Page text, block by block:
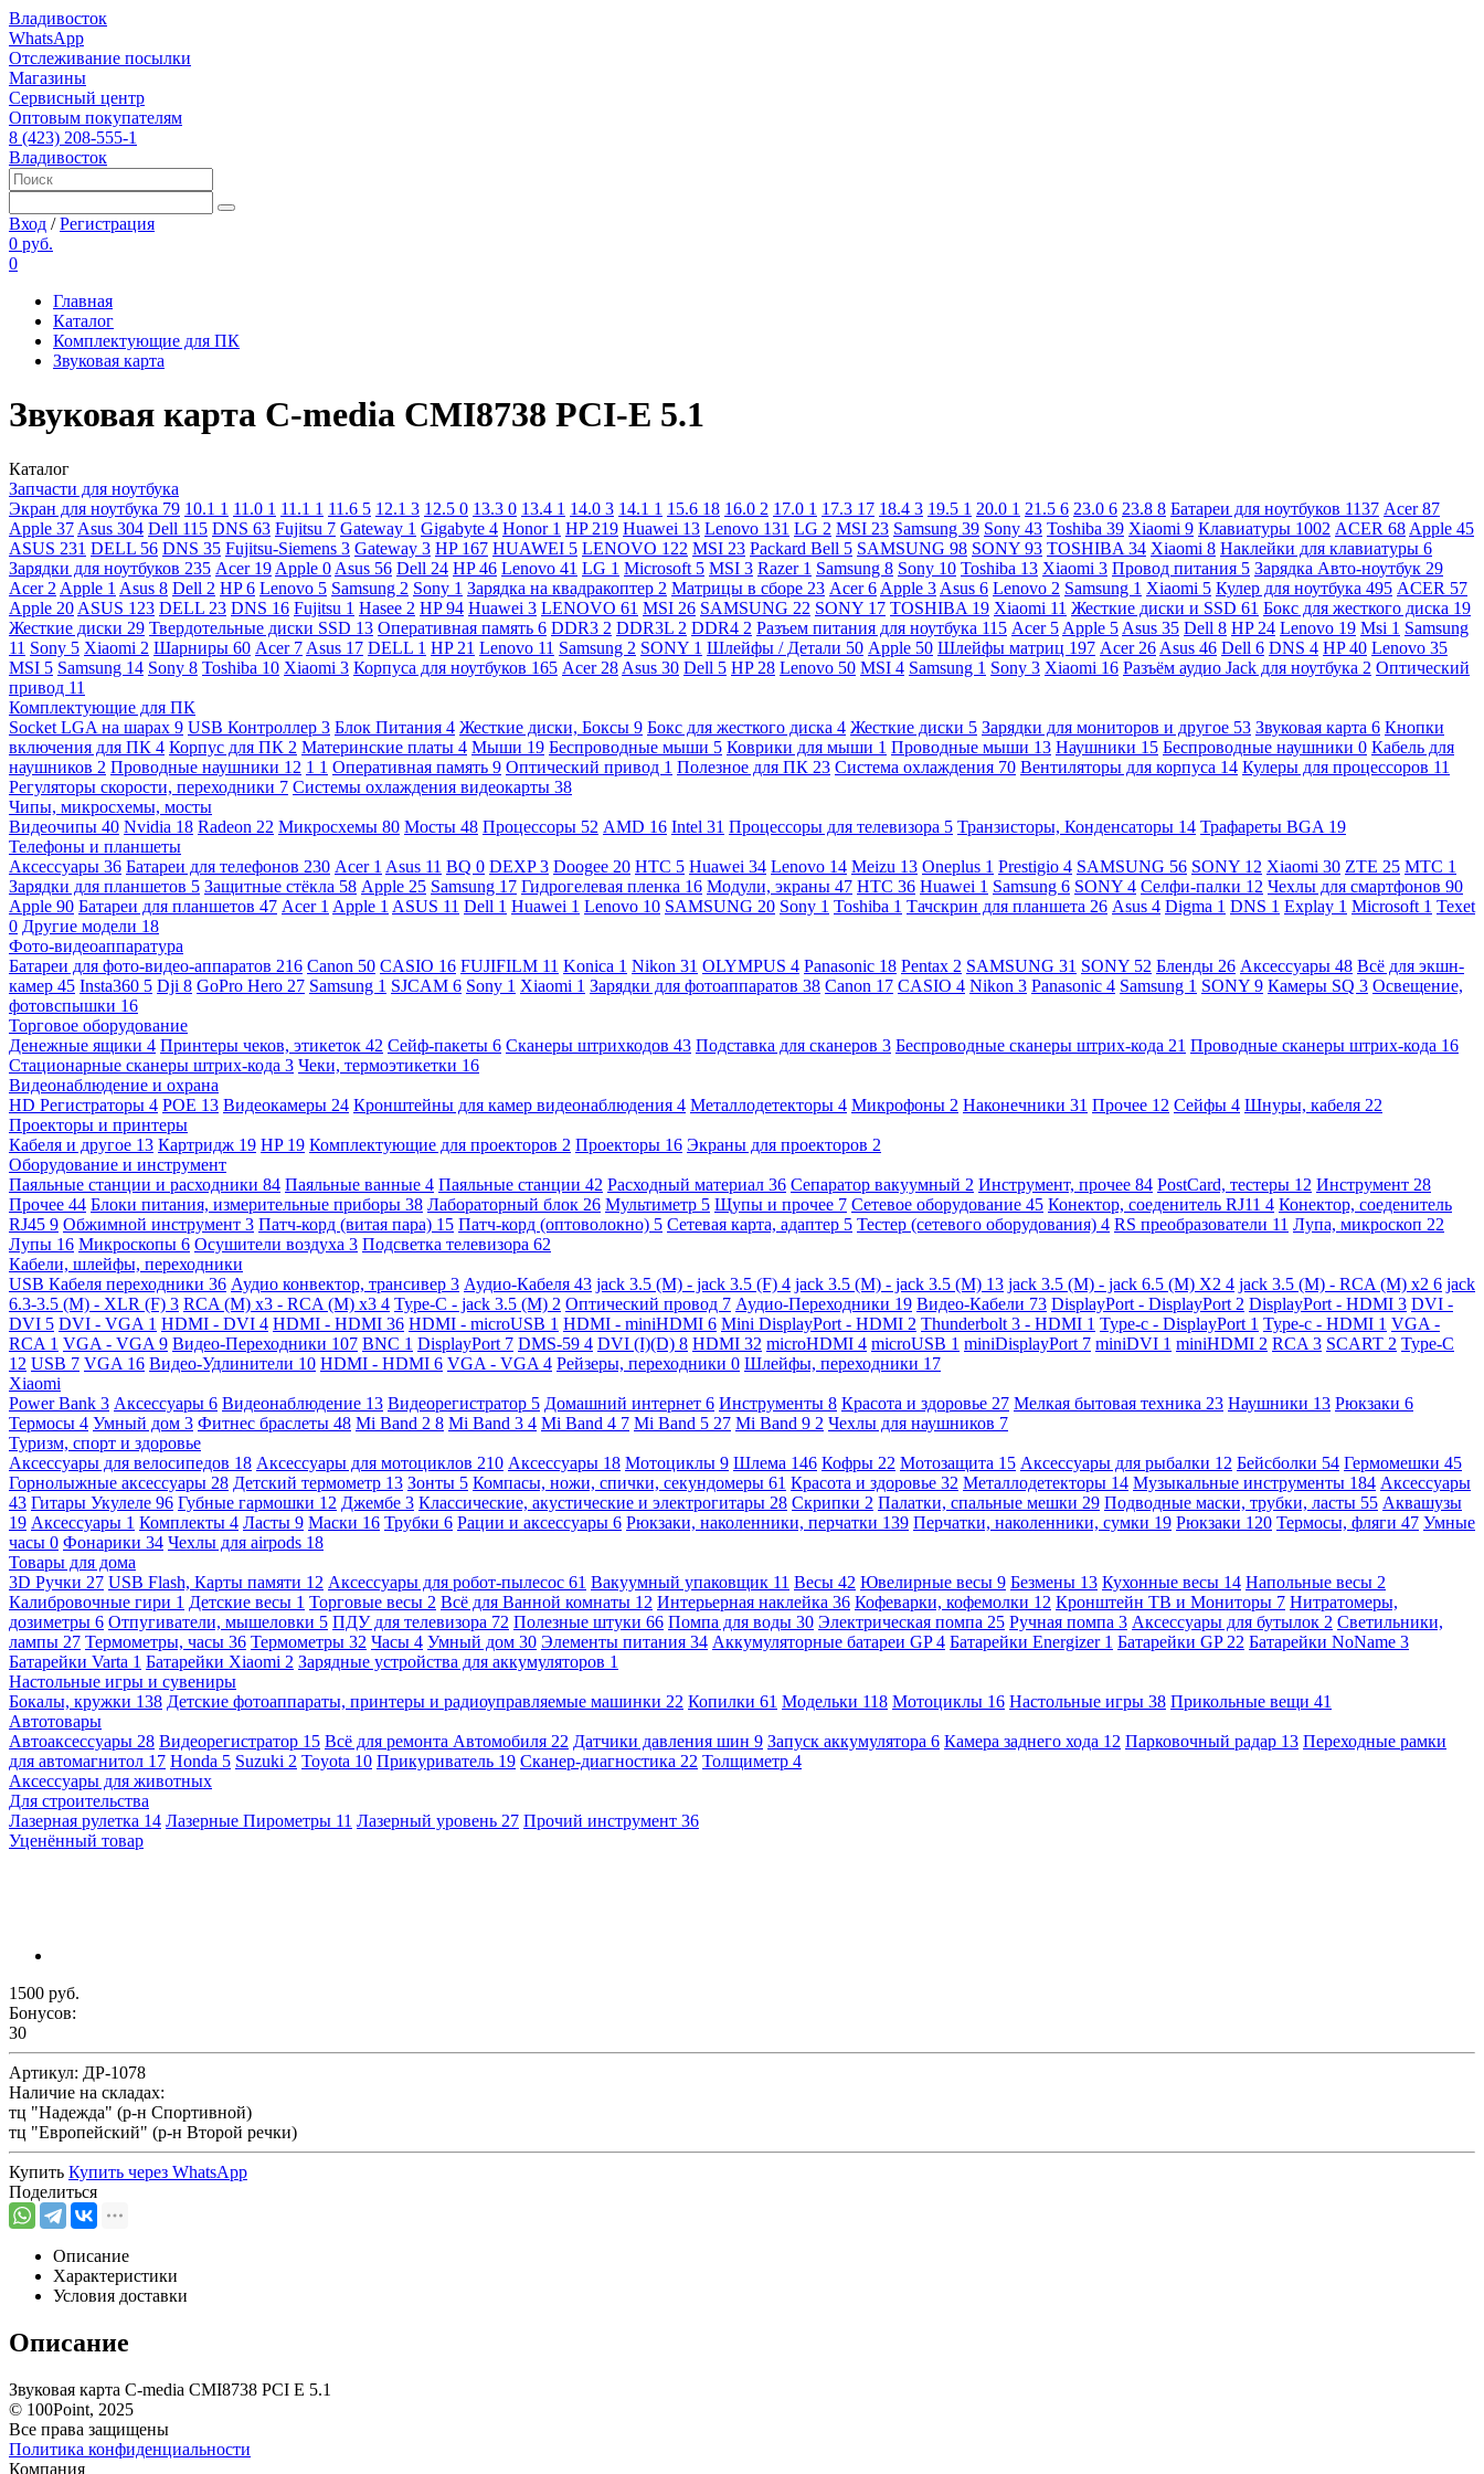
Владивосток
WhatsApp
Отслеживание посылки
Магазины
Сервисный центр
Оптовым покупателям
8 (423) 208-555-1
Владивосток
Вход /Регистрация
0 руб.
0
Главная
Каталог
Комплектующие для ПК
Звуковая карта
Звуковая карта C-media CMI8738 PCI-E 5.1
Каталог
Запчасти для ноутбука
Экран для ноутбука 79 10.1 1 11.0 1 11.1 1 11.6 5 12.1 3 12.5 0 13.3 0 13.4 1 14.0 3 14.1 1 15.6 18 16.0 2 17.0 1 17.3 17 18.4 3 19.5 1 20.0 1 21.5 6 23.0 6 23.8 8 Батареи для ноутбуков 1137 Acer87
Apple 37 Asus 304 Dell 115 DNS 63 Fujitsu 7 Gateway 1 Gigabyte 4 Honor 1 HP 219 Huawei 13 Lenovo 131 LG 2 MSI 23 Samsung 39 Sony 43 Toshiba 39 Xiaomi 9 Клавиатуры 1002 ACER 68 Apple 45
ASUS 231 DELL 56 DNS 35 Fujitsu-Siemens 3 Gateway 3 HP 167 HUAWEI 5 LENOVO 122 MSI 23 Packard Bell 5 SAMSUNG 98 SONY 93 TOSHIBA 34 Xiaomi 8 Наклейки для клавиатуры 6
Зарядки для ноутбуков 235 Acer 19 Apple 0 Asus 56 Dell 24 HP46 Lenovo 41 LG 1 Microsoft 5 MSI 3 Razer 1 Samsung 8 Sony 10 Toshiba 13 Xiaomi 3 Провод питания 5 Зарядка Авто-ноутбук 29
Acer 2 Apple 1 Asus 8 Dell 2 HP6 Lenovo 5 Samsung 2 Sony 1 Зарядка на квадракоптер 2 Матрицы в сборе 23 Acer6 Apple 3 Asus 6 Lenovo 2 Samsung 1 Xiaomi 5 Кулер для ноутбука 495 ACER 57
Apple 20 ASUS 123 DELL 23 DNS 16 Fujitsu 1 Hasee 2 HP94 Huawei 3 LENOVO 61 MSI 26 SAMSUNG 22 SONY 17 TOSHIBA 19 Xiaomi 11 Жесткие диски и SSD 61 Бокс для жесткого диска 19
Жесткие диски 29 Твердотельные диски SSD 13 Оперативная память 6 DDR3 2 DDR3L 2 DDR4 2 Разъем питания для ноутбука 115 Acer 5 Apple 5 Asus 35 Dell 8 HP 24 Lenovo 19 Msi 1 Samsung
11 Sony 5 Xiaomi 2 Шарниры 60 Acer 7 Asus 17 DELL 1 HP 21 Lenovo 11 Samsung 2 SONY 1 Шлейфы / Детали 50 Apple 50 Шлейфы матриц 197 Acer 26 Asus 46 Dell 6 DNS 4 HP40 Lenovo 35
MSI 5 Samsung 14 Sony 8 Toshiba 10 Xiaomi 3 Корпуса для ноутбуков 165 Acer 28 Asus 30 Dell 5 HP 28 Lenovo 50 MSI 4 Samsung 1 Sony 3 Xiaomi 16 Разъём аудио Jack для ноутбука 2 Оптический
привод 11
Комплектующие для ПК
Socket LGA на шарах 9 USB Контроллер 3 Блок Питания 4 Жесткие диски, Боксы 9 Бокс для жесткого диска 4 Жесткие диски 5 Зарядки для мониторов и другое 53 Звуковая карта 6 Кнопки
включения для ПК 4 Корпус для ПК 2 Материнские платы 4 Мыши 19 Беспроводные мыши 5 Коврики для мыши 1 Проводные мыши 13 Наушники 15 Беспроводные наушники 0 Кабель для
наушников 2 Проводные наушники 12 1 1 Оперативная память 9 Оптический привод 1 Полезное для ПК 23 Система охлаждения 70 Вентиляторы для корпуса 14 Кулеры для процессоров 11
Регуляторы скорости, переходники 7 Системы охлаждения видеокарты 38
Чипы, микросхемы, мосты
Видеочипы 40 Nvidia 18 Radeon 22 Микросхемы 80 Мосты 48 Процессоры 52 AMD 16 Intel 31 Процессоры для телевизора 5 Транзисторы, Конденсаторы 14 Трафареты BGA 19
Телефоны и планшеты
Аксессуары 36 Батареи для телефонов 230 Acer 1 Asus 11 BQ 0 DEXP3 Doogee 20 HTC 5 Huawei 34 Lenovo 14 Meizu 13 Oneplus 1 Prestigio 4 SAMSUNG 56 SONY 12 Xiaomi 30 ZTE 25 МТС 1
Зарядки для планшетов 5 Защитные стёкла 58 Apple 25 Samsung 17 Гидрогелевая пленка 16 Модули, экраны 47 HTC 36 Huawei 1 Samsung 6 SONY 4 Селфи-палки 12 Чехлы для смартфонов 90
Apple 90 Батареи для планшетов 47 Acer 1 Apple 1 ASUS 11 Dell 1 Huawei 1 Lenovo 10 SAMSUNG 20 Sony 1 Toshiba 1 Тачскрин для планшета 26 Asus 4 Digma 1 DNS 1 Explay 1 Microsoft 1 Texet
0 Другие модели 18
Фото-видеоаппаратура
Батареи для фото-видео-аппаратов 216 Canon 50 CASIO 16 FUJIFILM 11 Konica 1 Nikon 31 OLYMPUS 4 Panasonic 18 Pentax 2 SAMSUNG 31 SONY 52 Бленды 26 Аксессуары 48 Всё для экшн-
камер 45 Insta360 5 Dji 8 GoPro Hero 27 Samsung 1 SJCAM 6 Sony 1 Xiaomi 1 Зарядки для фотоаппаратов 38 Canon 17 CASIO 4 Nikon 3 Panasonic 4 Samsung 1 SONY 9 Камеры SQ 3 Освещение,
фотовспышки 16
Торговое оборудование
Денежные ящики 4 Принтеры чеков, этикеток 42 Сейф-пакеты 6 Сканеры штрихкодов 43 Подставка для сканеров 3 Беспроводные сканеры штрих-кода 21 Проводные сканеры штрих-кода 16
Стационарные сканеры штрих-кода 3 Чеки, термоэтикетки 16
Видеонаблюдение и охрана
HD Регистраторы 4 POE 13 Видеокамеры 24 Кронштейны для камер видеонаблюдения 4 Металлодетекторы 4 Микрофоны 2 Наконечники 31 Прочее 12 Сейфы 4 Шнуры, кабеля 22
Проекторы и принтеры
Кабеля и другое 13 Картридж 19 HP 19 Комплектующие для проекторов 2 Проекторы 16 Экраны для проекторов 2
Оборудование и инструмент
Паяльные станции и расходники 84 Паяльные ванные 4 Паяльные станции 42 Расходный материал 36 Сепаратор вакуумный 2 Инструмент, прочее 84 PostCard, тестеры 12 Инструмент 28
Прочее 44 Блоки питания, измерительные приборы 38 Лабораторный блок 26 Мультиметр 5 Щупы и прочее 7 Сетевое оборудование 45 Конектор, соеденитель RJ11 4 Конектор, соеденитель
RJ45 9 Обжимной инструмент 3 Патч-корд (витая пара) 15 Патч-корд (оптоволокно) 5 Сетевая карта, адаптер 5 Тестер (сетевого оборудования) 4 RS преобразователи 11 Лупа, микроскоп 22
Лупы 16 Микроскопы 6 Осушители воздуха 3 Подсветка телевизора 62
Кабели, шлейфы, переходники
USB Кабеля переходники 36 Аудио конвектор, трансивер 3 Аудио-Кабеля 43 jack 3.5 (M) - jack 3.5 (F) 4 jack 3.5 (M) - jack 3.5 (M) 13 jack 3.5 (M) - jack 6.5 (M) X2 4 jack 3.5 (M) - RCA (M) x2 6 jack
6.3-3.5 (M) - XLR (F) 3 RCA (M) x3 - RCA (M) x3 4 Type-C - jack 3.5 (M) 2 Оптический провод 7 Аудио-Переходники 19 Видео-Кабели 73 DisplayPort - DisplayPort 2 DisplayPort - HDMI 3 DVI -
DVI 5 DVI - VGA 1 HDMI - DVI 4 HDMI - HDMI 36 HDMI - microUSB 1 HDMI - miniHDMI 6 Mini DisplayPort - HDMI 2 Thunderbolt 3 - HDMI 1 Type-c - DisplayPort 1 Type-c - HDMI 1 VGA -
RCA 1 VGA - VGA 9 Видео-Переходники 107 BNC 1 DisplayPort 7 DMS-59 4 DVI (I)(D) 8 HDMI 32 microHDMI 4 microUSB 1 miniDisplayPort 7 miniDVI 1 miniHDMI 2 RCA 3 SCART 2 Type-C
12 USB 7 VGA 16 Видео-Удлинители 10 HDMI - HDMI 6 VGA - VGA 4 Рейзеры, переходники 0 Шлейфы, переходники 17
Xiaomi
Power Bank 3 Аксессуары 6 Видеонаблюдение 13 Видеорегистратор 5 Домашний интернет 6 Инструменты 8 Красота и здоровье 27 Мелкая бытовая техника 23 Наушники 13 Рюкзаки 6
Термосы 4 Умный дом 3 Фитнес браслеты 48 Mi Band 2 8 Mi Band 3 4 Mi Band 4 7 Mi Band 5 27 Mi Band 9 2 Чехлы для наушников 7
Туризм, спорт и здоровье
Аксессуары для велосипедов 18 Аксессуары для мотоциклов 210 Аксессуары 18 Мотоциклы 9 Шлема 146 Кофры 22 Мотозащита 15 Аксессуары для рыбалки 12 Бейсболки 54 Гермомешки 45
Горнолыжные аксессуары 28 Детский термометр 13 Зонты 5 Компасы, ножи, спички, секундомеры 61 Красота и здоровье 32 Металлодетекторы 14 Музыкальные инструменты 184 Аксессуары
43 Гитары Укулеле 96 Губные гармошки 12 Джембе 3 Классические, акустические и электрогитары 28 Скрипки 2 Палатки, спальные мешки 29 Подводные маски, трубки, ласты 55 Аквашузы
19 Аксессуары 1 Комплекты 4 Ласты 9 Маски 16 Трубки 6 Рации и аксессуары 6 Рюкзаки, наколенники, перчатки 139 Перчатки, наколенники, сумки 19 Рюкзаки 120 Термосы, фляги 47 Умные
часы 0 Фонарики 34 Чехлы для airpods 18
Товары для дома
3D Ручки 27 USB Flash, Карты памяти 12 Аксессуары для робот-пылесос 61 Вакуумный упаковщик 11 Весы 42 Ювелирные весы 9 Безмены 13 Кухонные весы 14 Напольные весы 2
Калибровочные гири 1 Детские весы 1 Торговые весы 2 Всё для Ванной комнаты 12 Интерьерная наклейка 36 Кофеварки, кофемолки 12 Кронштейн ТВ и Мониторы 7 Нитратомеры,
дозиметры 6 Отпугиватели, мышеловки 5 ПДУ для телевизора 72 Полезные штуки 66 Помпа для воды 30 Электрическая помпа 25 Ручная помпа 3 Аксессуары для бутылок 2 Светильники,
лампы 27 Термометры, часы 36 Термометры 32 Часы 4 Умный дом 30 Элементы питания 34 Аккумуляторные батареи GP4 Батарейки Energizer 1 Батарейки GP 22 Батарейки NoName 3
Батарейки Varta 1 Батарейки Xiaomi 2 Зарядные устройства для аккумуляторов 1
Настольные игры и сувениры
Бокалы, кружки 138 Детские фотоаппараты, принтеры и радиоуправляемые машинки 22 Копилки 61 Модельки 118 Мотоциклы 16 Настольные игры 38 Прикольные вещи 41
Автотовары
Автоаксессуары 28 Видеорегистратор 15 Всё для ремонта Автомобиля 22 Датчики давления шин 9 Запуск аккумулятора 6 Камера заднего хода 12 Парковочный радар 13 Переходные рамки
для автомагнитол 17 Honda 5 Suzuki 2 Toyota 10 Прикуриватель 19 Сканер-диагностика 22 Толщиметр 4
Аксессуары для животных
Для строительства
Лазерная рулетка 14 Лазерные Пирометры 11 Лазерный уровень 27 Прочий инструмент 36
Уценённый товар
1500 руб.
Бонусов:
30
Артикул: ДР-1078
Наличие на складах:
тц "Надежда" (р-н Спортивной)
тц "Европейский" (р-н Второй речки)
Купить Купить через WhatsApp
Поделиться
Описание
Характеристики
Условия доставки
Описание
Звуковая карта C-media CMI8738 PCI E 5.1
© 100Point, 2025
Все права защищены
Политика конфиденциальности
Компания